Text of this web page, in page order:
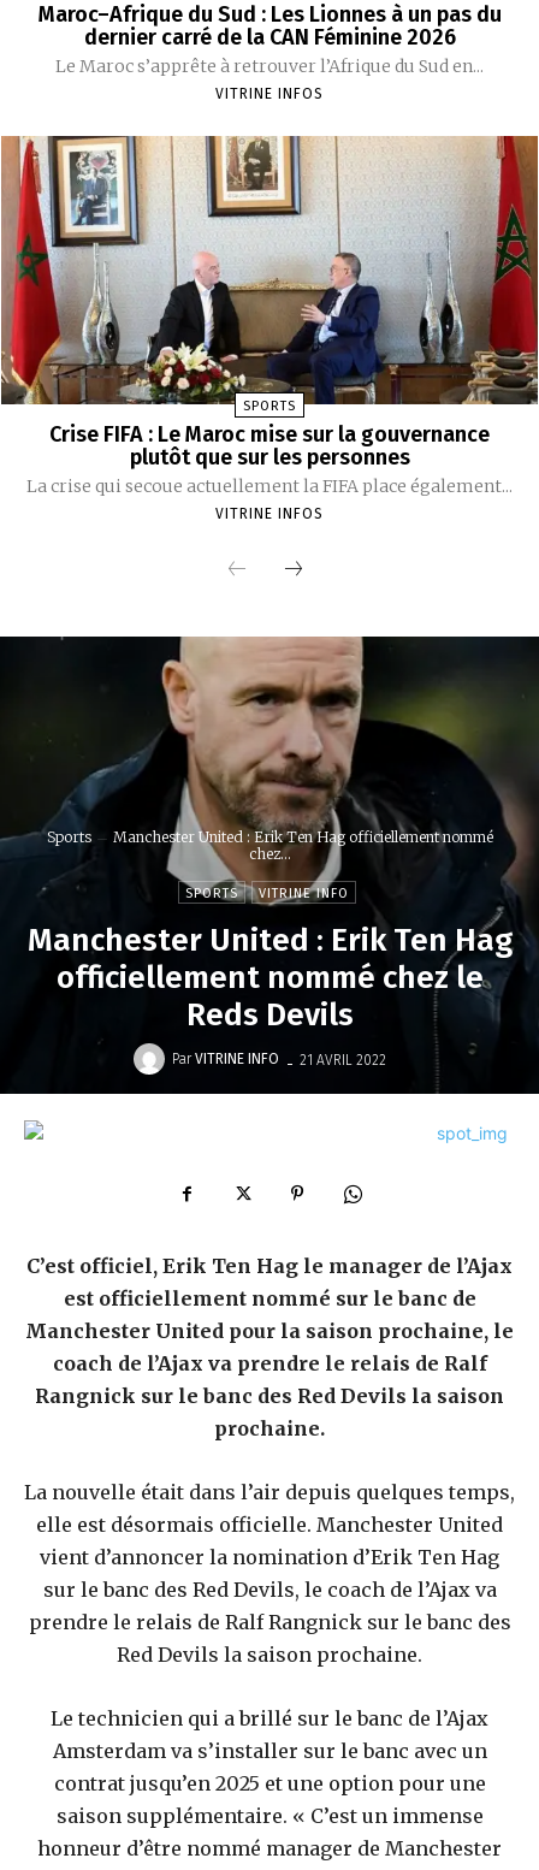
Maroc–Afrique du Sud : Les Lionnes à un pas du
dernier carré de la CAN Féminine 2026
Le Maroc s’apprête à retrouver l’Afrique du Sud en...
VITRINE INFOS
SPORTS
Crise FIFA : Le Maroc mise sur la gouvernance
plutôt que sur les personnes
La crise qui secoue actuellement la FIFA place également...
VITRINE INFOS